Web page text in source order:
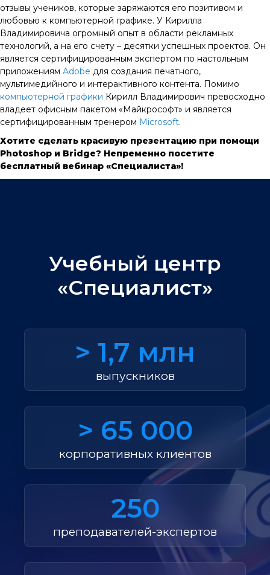
отзывы учеников, которые заряжаются его позитивом и
любовью к компьютерной графике. У Кирилла
Владимировича огромный опыт в области рекламных
технологий, а на его счету – десятки успешных проектов. Он
является сертифицированным экспертом по настольным
приложениям Adobe для создания печатного,
мультимедийного и интерактивного контента. Помимо
компьютерной графики Кирилл Владимирович превосходно
владеет офисным пакетом «Майкрософт» и является
сертифицированным тренером Microsoft.
Хотите сделать красивую презентацию при помощи
Photoshop и Bridge? Непременно посетите
бесплатный вебинар «Специалиста»!
Учебный центр
«Специалист»
> 1,7 млн
выпускников
> 65 000
корпоративных клиентов
250
преподавателей-экспертов